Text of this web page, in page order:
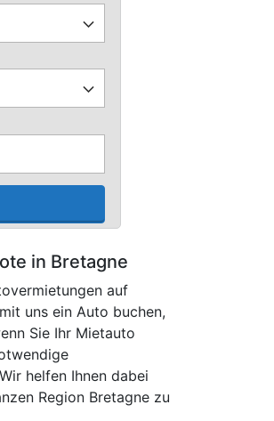
in Bretagne
auf
uns ein Auto buchen,
Sie Ihr Mietauto
helfen Ihnen dabei
Region Bretagne zu